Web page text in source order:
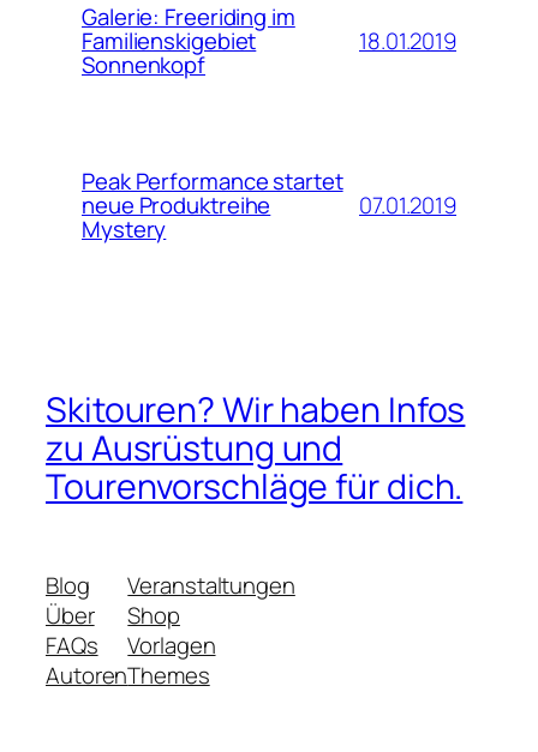
Galerie: Freeriding im
Familienskigebiet
Sonnenkopf
18.01.2019
Peak Performance startet
neue Produktreihe
Mystery
07.01.2019
Skitouren? Wir haben Infos
zu Ausrüstung und
Tourenvorschläge für dich.
Blog
Über
FAQs
Autoren
Veranstaltungen
Shop
Vorlagen
Themes